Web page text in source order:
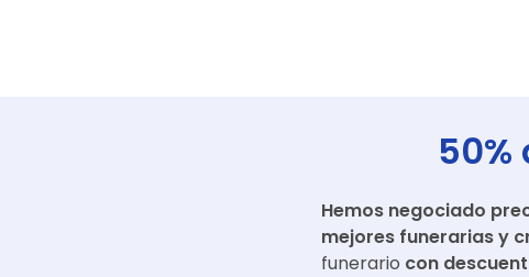
50%
Hemos negociado
mejores funerarias y
funerario con